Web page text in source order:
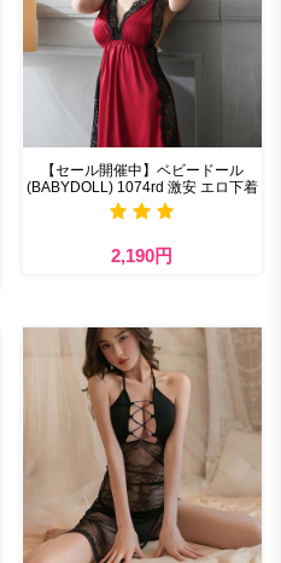
【セール開催中】ベビードール
(BABYDOLL) 1074rd 激安 エロ下着
2,190円